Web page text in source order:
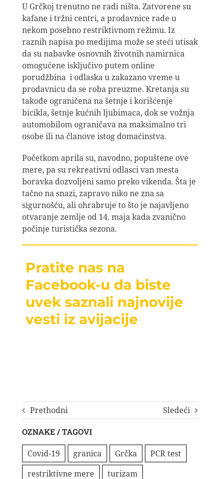
U Grčkoj trenutno ne radi ništa. Zatvorene su
kafane i tržni centri, a prodavnice rade u
nekom posebno restriktivnom režimu. Iz
raznih napisa po medijima može se steći utisak
da su nabavke osnovnih životnih namirnica
omogućene isključivo putem online
porudžbina i odlaska u zakazano vreme u
prodavnicu da se roba preuzme. Kretanja su
takođe ograničena na šetnje i korišćenje
bicikla, šetnje kućnih ljubimaca, dok se vožnja
automobilom ograničava na maksimalno tri
osobe ili na članove istog domaćinstva.
Početkom aprila su, navodno, popuštene ove
mere, pa su rekreativni odlasci van mesta
boravka dozvoljeni samo preko vikenda. Šta je
tačno na snazi, zapravo niko ne zna sa
sigurnošću, ali ohrabruje to što je najavljeno
otvaranje zemlje od 14. maja kada zvanično
počinje turistička sezona.
Pratite nas na
Facebook-u da biste
uvek saznali najnovije
vesti iz avijacije
Prethodni Sledeći
OZNAKE / TAGOVI
Covid-19 granica Grčka
PCR test
restriktivne mere
turizam